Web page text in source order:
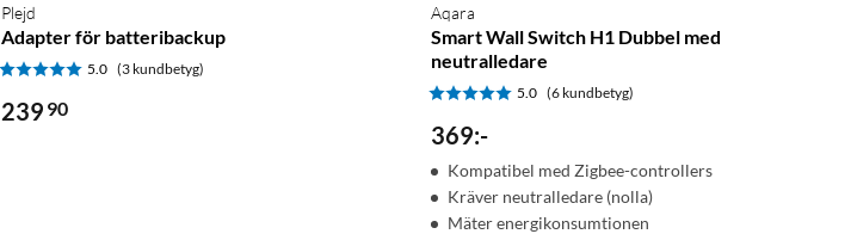
Plejd
Adapter för batteribackup
5.0 (3 kundbetyg)
239 90
Aqara
Smart Wall Switch H1 Dubbel med
neutralledare
5.0 (6 kundbetyg)
369:-
Kompatibel med Zigbee-controllers
Kräver neutralledare (nolla)
Mäter energikonsumtionen